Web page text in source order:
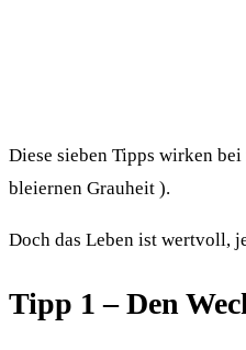
Diese sieben Tipps wirken
bleiernen Grauheit ).
Doch das Leben ist wertvoll,
Tipp 1 – Den